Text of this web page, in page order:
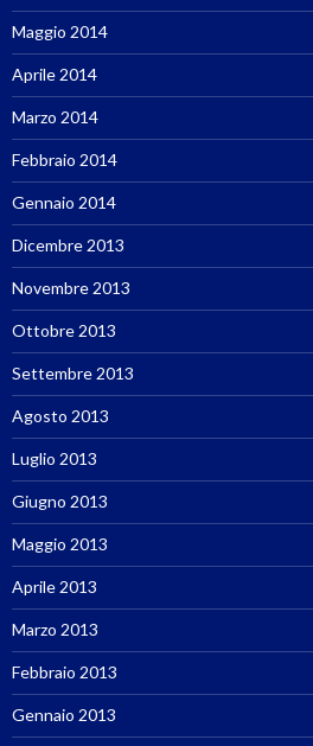
Maggio 2014
Aprile 2014
Marzo 2014
Febbraio 2014
Gennaio 2014
Dicembre 2013
Novembre 2013
Ottobre 2013
Settembre 2013
Agosto 2013
Luglio 2013
Giugno 2013
Maggio 2013
Aprile 2013
Marzo 2013
Febbraio 2013
Gennaio 2013